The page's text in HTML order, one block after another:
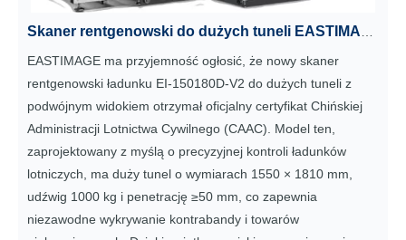
EASTIMAGE ma przyjemność ogłosić, że nowy skaner
rentgenowski ładunku EI-150180D-V2 do dużych tuneli z
podwójnym widokiem otrzymał oficjalny certyfikat Chińskiej
Administracji Lotnictwa Cywilnego (CAAC). Model ten,
zaprojektowany z myślą o precyzyjnej kontroli ładunków
lotniczych, ma duży tunel o wymiarach 1550 × 1810 mm,
udźwig 1000 kg i penetrację ≥50 mm, co zapewnia
niezawodne wykrywanie kontrabandy i towarów